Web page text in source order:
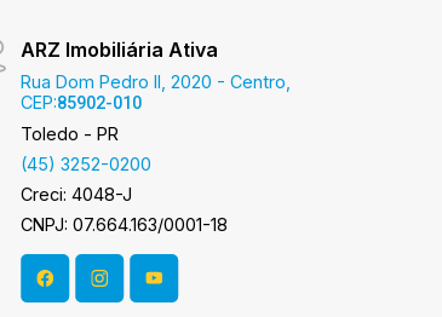
ARZ Imobiliária Ativa
Rua Dom Pedro II, 2020 - Centro,
CEP:85902-010
Toledo - PR
(45) 3252-0200
Creci: 4048-J
CNPJ: 07.664.163/0001-18